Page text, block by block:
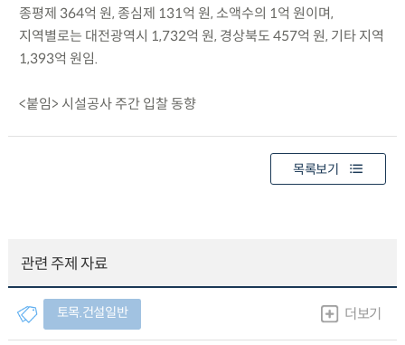
종평제 364억 원, 종심제 131억 원, 소액수의 1억 원이며,
지역별로는 대전광역시 1,732억 원, 경상북도 457억 원, 기타 지역
1,393억 원임.
<붙임> 시설공사 주간 입찰 동향
목록보기
관련 주제 자료
토목.건설일반 더보기